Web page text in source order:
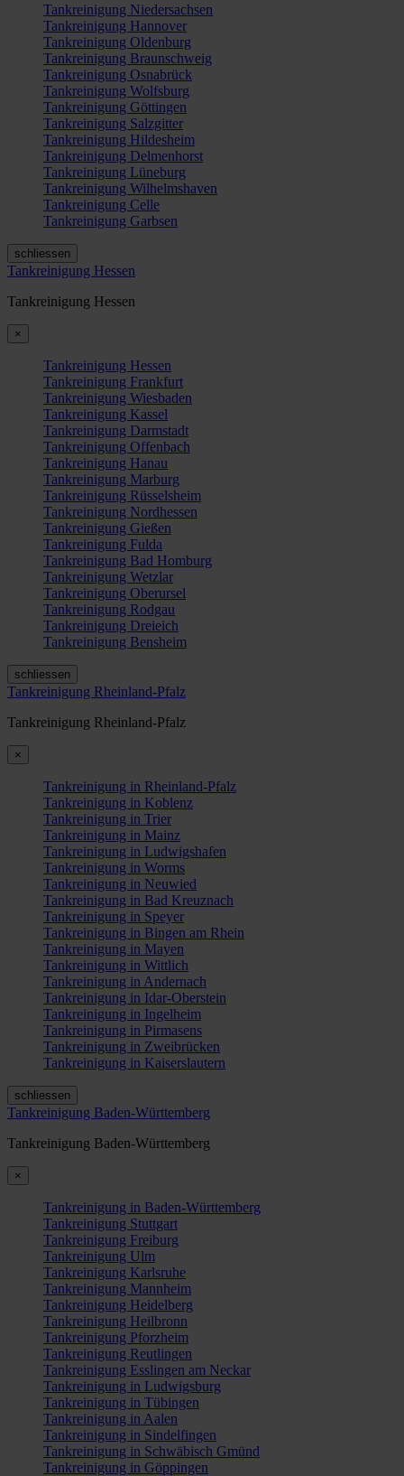
Tankreinigung Niedersachsen
Tankreinigung Hannover
Tankreinigung Oldenburg
Tankreinigung Braunschweig
Tankreinigung Osnabrück
Tankreinigung Wolfsburg
Tankreinigung Göttingen
Tankreinigung Salzgitter
Tankreinigung Hildesheim
Tankreinigung Delmenhorst
Tankreinigung Lüneburg
Tankreinigung Wilhelmshaven
Tankreinigung Celle
Tankreinigung Garbsen
schliessen
Tankreinigung Hessen
Tankreinigung Hessen
×
Tankreinigung Hessen
Tankreinigung Frankfurt
Tankreinigung Wiesbaden
Tankreinigung Kassel
Tankreinigung Darmstadt
Tankreinigung Offenbach
Tankreinigung Hanau
Tankreinigung Marburg
Tankreinigung Rüsselsheim
Tankreinigung Nordhessen
Tankreinigung Gießen
Tankreinigung Fulda
Tankreinigung Bad Homburg
Tankreinigung Wetzlar
Tankreinigung Oberursel
Tankreinigung Rodgau
Tankreinigung Dreieich
Tankreinigung Bensheim
schliessen
Tankreinigung Rheinland-Pfalz
Tankreinigung Rheinland-Pfalz
×
Tankreinigung in Rheinland-Pfalz
Tankreinigung in Koblenz
Tankreinigung in Trier
Tankreinigung in Mainz
Tankreinigung in Ludwigshafen
Tankreinigung in Worms
Tankreinigung in Neuwied
Tankreinigung in Bad Kreuznach
Tankreinigung in Speyer
Tankreinigung in Bingen am Rhein
Tankreinigung in Mayen
Tankreinigung in Wittlich
Tankreinigung in Andernach
Tankreinigung in Idar-Oberstein
Tankreinigung in Ingelheim
Tankreinigung in Pirmasens
Tankreinigung in Zweibrücken
Tankreinigung in Kaiserslautern
schliessen
Tankreinigung Baden-Württemberg
Tankreinigung Baden-Württemberg
×
Tankreinigung in Baden-Württemberg
Tankreinigung Stuttgart
Tankreinigung Freiburg
Tankreinigung Ulm
Tankreinigung Karlsruhe
Tankreinigung Mannheim
Tankreinigung Heidelberg
Tankreinigung Heilbronn
Tankreinigung Pforzheim
Tankreinigung Reutlingen
Tankreinigung Esslingen am Neckar
Tankreinigung in Ludwigsburg
Tankreinigung in Tübingen
Tankreinigung in Aalen
Tankreinigung in Sindelfingen
Tankreinigung in Schwäbisch Gmünd
Tankreinigung in Göppingen